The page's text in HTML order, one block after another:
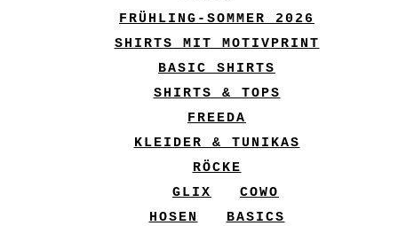
FRÜHLING-SOMMER 2026
SHIRTS MIT MOTIVPRINT
BASIC SHIRTS
SHIRTS & TOPS
FREEDA
KLEIDER & TUNIKAS
RÖCKE
GLIX
COWO
HOSEN
BASICS